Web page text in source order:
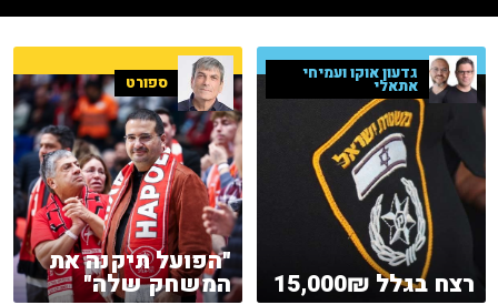
גדעון אוקו ועמיחי
אתאלי
רצח בגלל 15,000₪
ספורט
"הפועל תיקנה את
המשחק שלה"